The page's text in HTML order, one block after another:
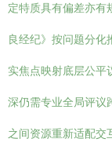
定特质具有偏差亦有
良经纪》按问题分化
实焦点映射底层公平
深仍需专业全局评议
之间资源重新适配交